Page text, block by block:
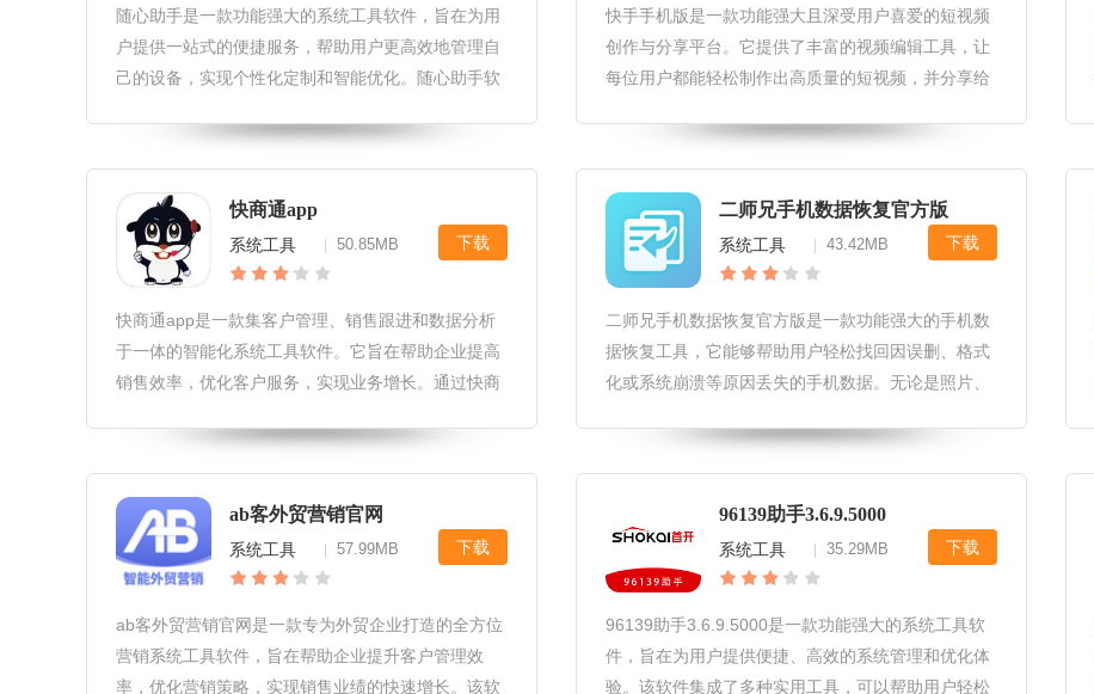
随心助手是一款功能强大的系统工具软件，旨在为用
户提供一站式的便捷服务，帮助用户更高效地管理自
己的设备，实现个性化定制和智能优化。随心助手软
具，包括文件管理、系统优化、隐私保护等，无需安
装多个软件，即可满足用户日常需
快手手机版是一款功能强大且深受用户喜爱的短视频
创作与分享平台。它提供了丰富的视频编辑工具，让
每位用户都能轻松制作出高质量的短视频，并分享给
能，快手手机版都能满足你的需求，让你在短视频的
世界里尽情发挥。快手手机版软件
快商通app
系统工具 50.85MB 下载
快商通app是一款集客户管理、销售跟进和数据分析
于一体的智能化系统工具软件。它旨在帮助企业提高
销售效率，优化客户服务，实现业务增长。通过快商
度，分析市场趋势，从而提升企业的整体竞争力。快
商通app软件特色1.智能化
二师兄手机数据恢复官方版
系统工具 43.42MB 下载
二师兄手机数据恢复官方版是一款功能强大的手机数
据恢复工具，它能够帮助用户轻松找回因误删、格式
化或系统崩溃等原因丢失的手机数据。无论是照片、
件得到有效的恢复。二师兄手机数据恢复官方版软件
亮点1.高效恢复：软件采用先进
ab客外贸营销官网
系统工具 57.99MB 下载
ab客外贸营销官网是一款专为外贸企业打造的全方位
营销系统工具软件，旨在帮助企业提升客户管理效
率，优化营销策略，实现销售业绩的快速增长。该软
96139助手3.6.9.5000
系统工具 35.29MB 下载
96139助手3.6.9.5000是一款功能强大的系统工具软
件，旨在为用户提供便捷、高效的系统管理和优化体
验。该软件集成了多种实用工具，可以帮助用户轻松